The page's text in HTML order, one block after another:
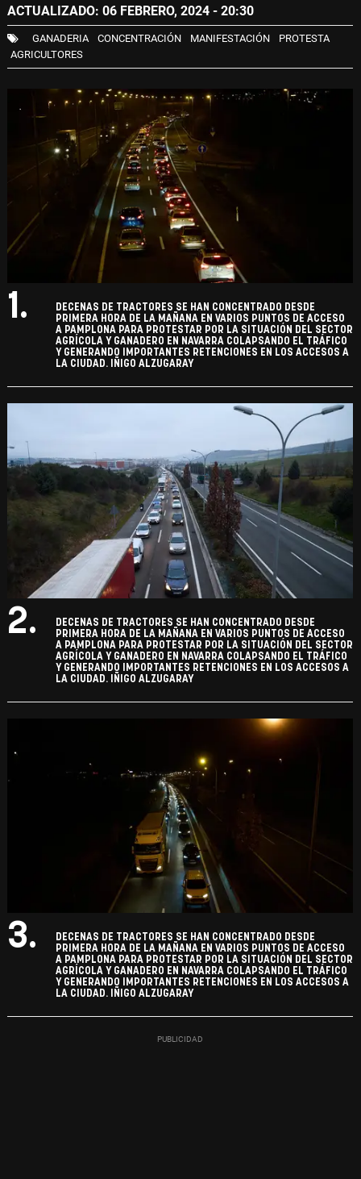
ACTUALIZADO: 06 FEBRERO, 2024 - 20:30
GANADERIA CONCENTRACIÓN MANIFESTACIÓN
PROTESTA
AGRICULTORES
1.
DECENAS DE TRACTORES SE HAN CONCENTRADO DESDE
PRIMERA HORA DE LA MAÑANA EN VARIOS PUNTOS DE ACCESO
A PAMPLONA PARA PROTESTAR POR LA SITUACIÓN DEL SECTOR
AGRÍCOLA Y GANADERO EN NAVARRA COLAPSANDO EL TRÁFICO
Y GENERANDO IMPORTANTES RETENCIONES EN LOS ACCESOS A
LA CIUDAD. IÑIGO ALZUGARAY
2.
DECENAS DE TRACTORES SE HAN CONCENTRADO DESDE
PRIMERA HORA DE LA MAÑANA EN VARIOS PUNTOS DE ACCESO
A PAMPLONA PARA PROTESTAR POR LA SITUACIÓN DEL SECTOR
AGRÍCOLA Y GANADERO EN NAVARRA COLAPSANDO EL TRÁFICO
Y GENERANDO IMPORTANTES RETENCIONES EN LOS ACCESOS A
LA CIUDAD. IÑIGO ALZUGARAY
3.
DECENAS DE TRACTORES SE HAN CONCENTRADO DESDE
PRIMERA HORA DE LA MAÑANA EN VARIOS PUNTOS DE ACCESO
A PAMPLONA PARA PROTESTAR POR LA SITUACIÓN DEL SECTOR
AGRÍCOLA Y GANADERO EN NAVARRA COLAPSANDO EL TRÁFICO
Y GENERANDO IMPORTANTES RETENCIONES EN LOS ACCESOS A
LA CIUDAD. IÑIGO ALZUGARAY